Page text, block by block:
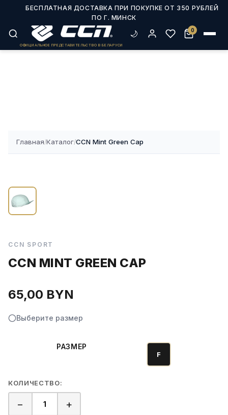
Главная/Каталог/CCN Mint Green Cap
ОФИЦИАЛЬНОЕ ПРЕДСТАВИТЕЛЬСТВО В БЕЛАРУСИ
🌙 0
Главная/Каталог/CCN Mint Green Cap
CCN SPORT
CCN MINT GREEN CAP
65,00 BYN
Выберите размер
РАЗМЕР
F
КОЛИЧЕСТВО:
−
Количество
+